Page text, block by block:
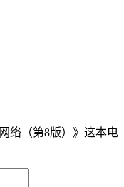
络（第8版）》这本电